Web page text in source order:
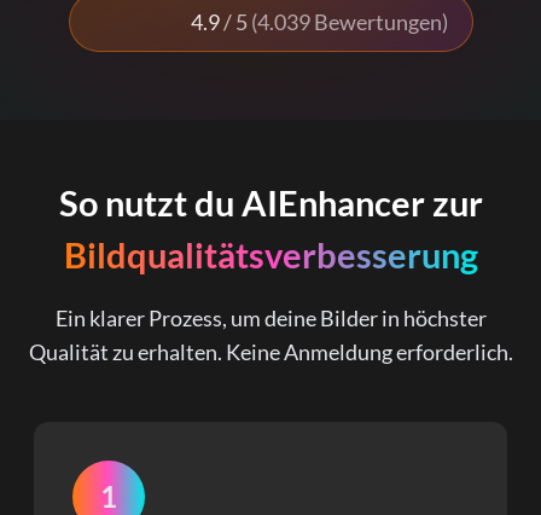
4.9/ 5(4.039 Bewertungen)
So nutzt du AIEnhancer zur
Bildqualitätsverbesserung
Ein klarer Prozess, um deine Bilder in höchster
Qualität zu erhalten. Keine Anmeldung erforderlich.
1